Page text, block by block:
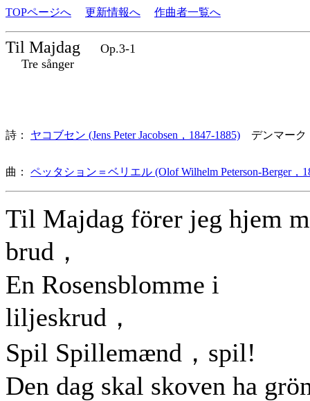
TOPページへ 更新情報へ 作曲者一覧へ
Til Majdag
Op.3-1
Tre sånger
詩： ヤコブセン (Jens Peter Jacobsen，1847-1885) デンマーク
曲： ペッタション＝ベリエル (Olof Wilhelm Peterson-Berger，
Til Majdag förer jeg hjem
brud，
En Rosensblomme i
liljeskrud，
Spil Spillemænd，spil!
Den dag skal skoven ha